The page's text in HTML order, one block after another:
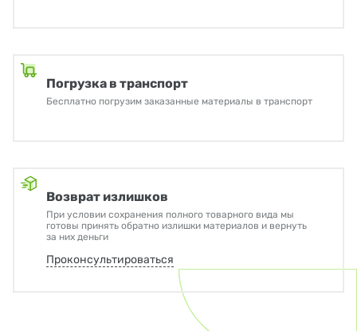
Погрузка в транспорт
Бесплатно погрузим заказанные материалы в транспорт
Возврат излишков
При условии сохранения полного товарного вида мы
готовы принять обратно излишки материалов и вернуть
за них деньги
Проконсультироваться